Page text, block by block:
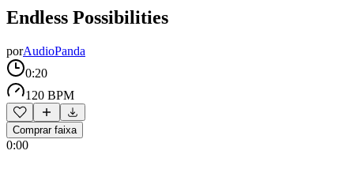
Endless Possibilities
porAudioPanda
0:20
120 BPM
Comprar faixa
0:00